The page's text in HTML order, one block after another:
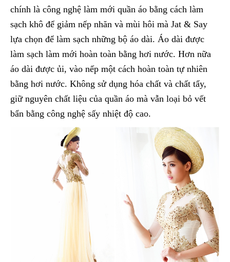
chính là công nghệ làm mới quần áo bằng cách làm
sạch khô để giảm nếp nhăn và mùi hôi mà Jat & Say
lựa chọn để làm sạch những bộ áo dài. Áo dài được
làm sạch làm mới hoàn toàn bằng hơi nước. Hơn nữa
áo dài được ủi, vào nếp một cách hoàn toàn tự nhiên
bằng hơi nước. Không sử dụng hóa chất và chất tẩy,
giữ nguyên chất liệu của quần áo mà vẫn loại bỏ vết
bẩn bằng công nghệ sấy nhiệt độ cao.